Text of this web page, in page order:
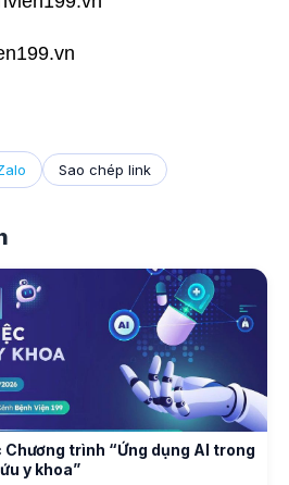
Sao chép link
Chương trình “Ứng dụng AI trong
y khoa”